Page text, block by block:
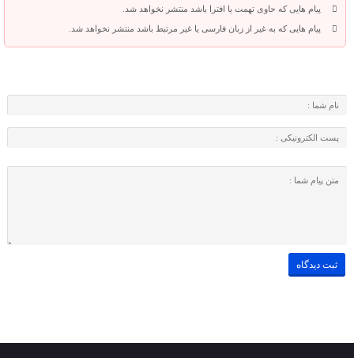
پیام هایی که حاوی تهمت یا افترا باشد منتشر نخواهد شد.
پیام هایی که به غیر از زبان فارسی یا غیر مرتبط باشد منتشر نخواهد شد.